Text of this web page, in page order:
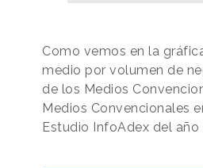
Como vemos en la
medio por volumen de
de los Medios
Medios Convencionales
Estudio InfoAdex del año